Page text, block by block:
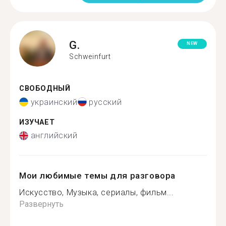
G.
Schweinfurt
NEW
СВОБОДНЫЙ
украинский русский
ИЗУЧАЕТ
английский
Мои любимые темы для разговора
Искусство, Музыка, сериалы, фильм...
Развернуть